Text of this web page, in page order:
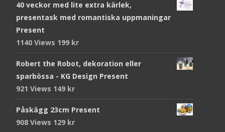
40 veckor med lite extra kärlek,
presentask med romantiska uppmaningar
Present
1140 Views 199 kr
Robert the Robot, dekoration eller
sparbössa - KG Design Present
921 Views 149 kr
Påskägg 23cm Present
908 Views 129 kr